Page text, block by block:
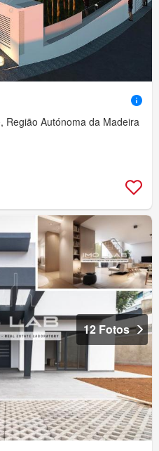
Região Autónoma da Madeira
12 Fotos